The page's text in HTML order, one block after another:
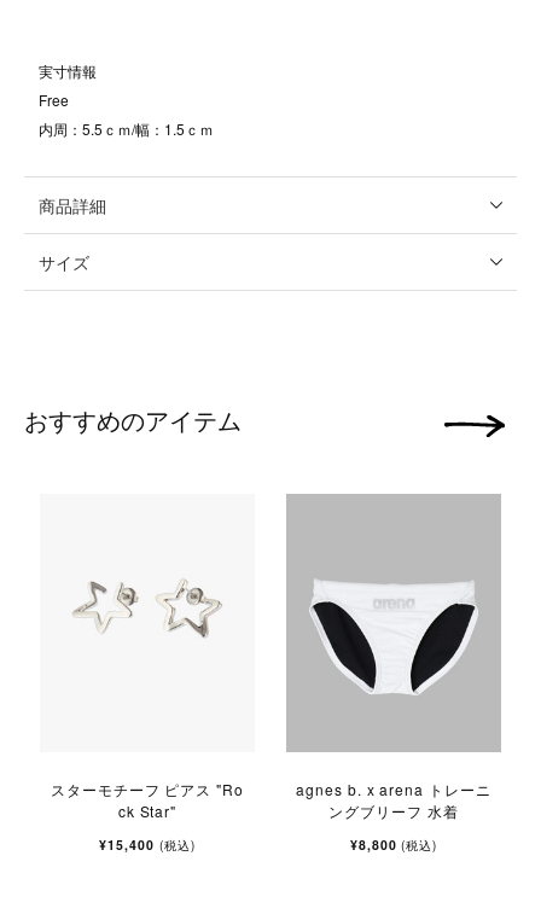
実寸情報
Free
内周：5.5ｃｍ/幅：1.5ｃｍ
商品詳細
サイズ
おすすめのアイテム
スターモチーフ ピアス "Ro
ck Star"
¥15,400 (税込)
agnes b. x arena トレーニ
ングブリーフ 水着
¥8,800(税込)
次の画像